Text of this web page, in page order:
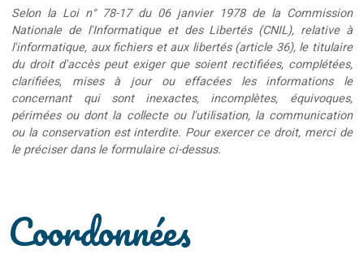
Selon la Loi n° 78-17 du 06 janvier 1978 de la Commission
Nationale de l'Informatique et des Libertés (CNIL), relative à
l'informatique, aux fichiers et aux libertés (article 36), le titulaire
du droit d'accès peut exiger que soient rectifiées, complétées,
clarifiées, mises à jour ou effacées les informations le
concernant qui sont inexactes, incomplètes, équivoques,
périmées ou dont la collecte ou l'utilisation, la communication
ou la conservation est interdite. Pour exercer ce droit, merci de
le préciser dans le formulaire ci-dessus.
Coordonnées